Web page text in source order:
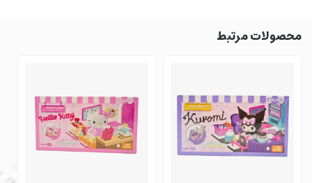
محصولات مرتبط